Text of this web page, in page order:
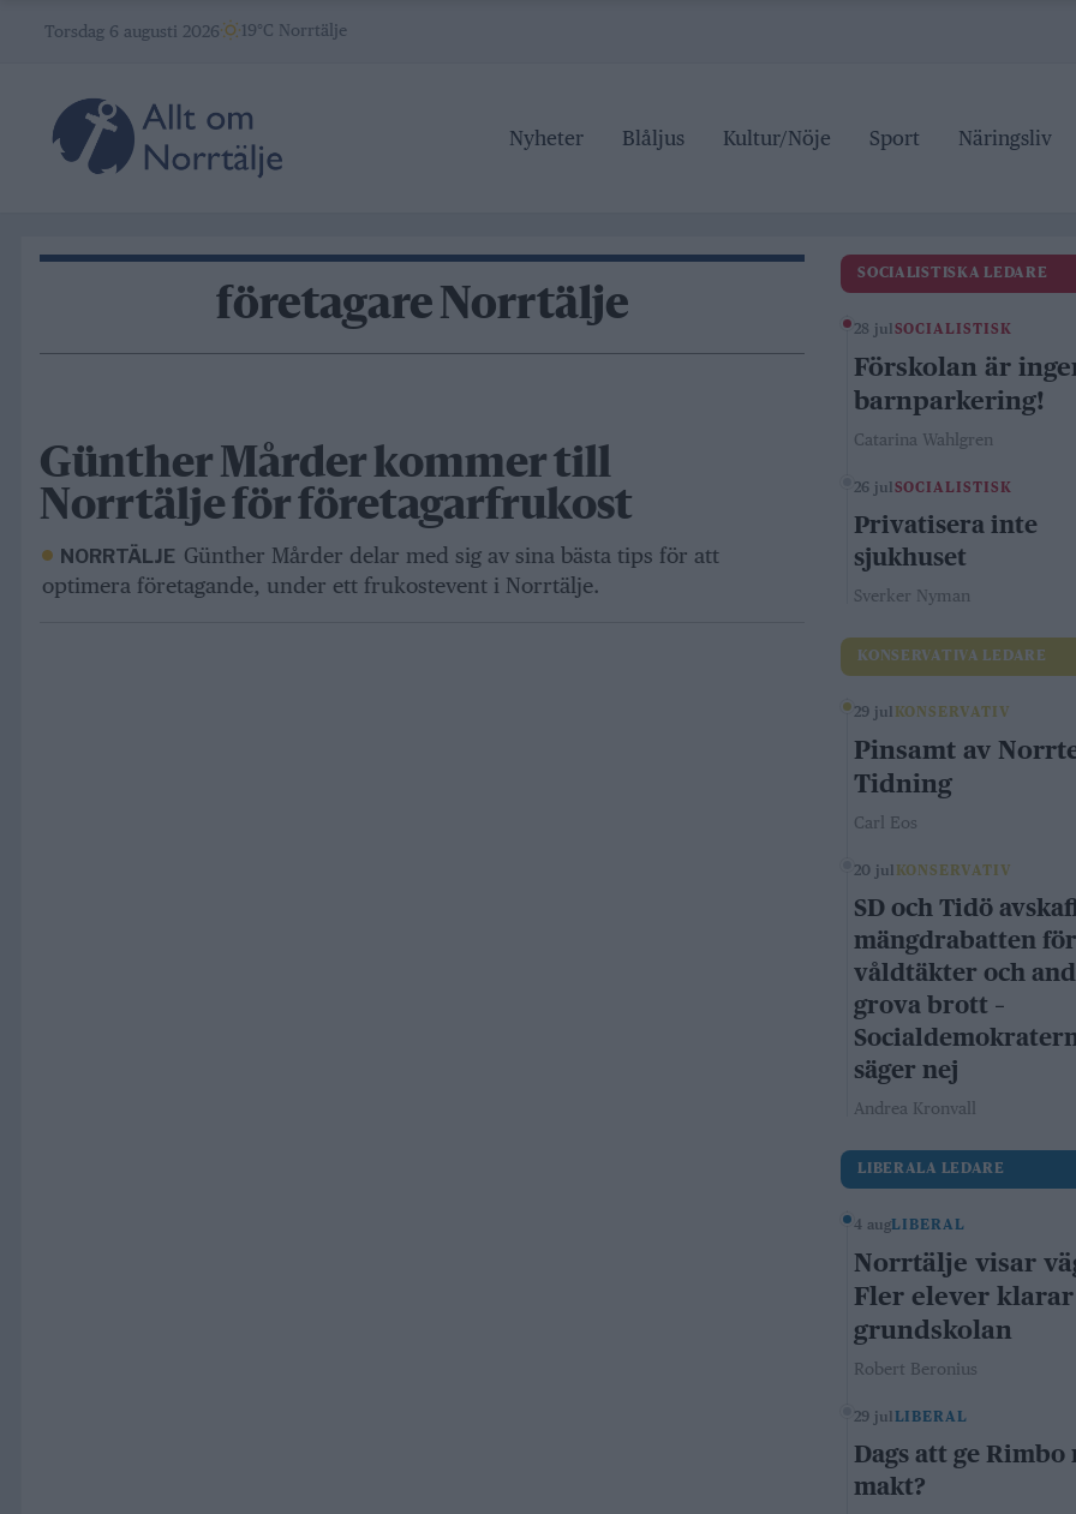
Torsdag 6 augusti 2026 19°C Norrtälje
Nyheter Blåljus Kultur/Nöje Sport Näringsliv
företagare Norrtälje
Günther Mårder kommer till
Norrtälje för företagarfrukost
NORRTÄLJE Günther Mårder delar med sig av sina bästa tips för att
optimera företagande, under ett frukostevent i Norrtälje.
SOCIALISTISKA LEDARE
28 jul SOCIALISTISK
Förskolan är
barnparkering!
Catarina Wahlgren
26 jul SOCIALISTISK
Privatisera inte
sjukhuset
Sverker Nyman
KONSERVATIVA LEDARE
29 jul KONSERVATIV
Pinsamt av
Tidning
Carl Eos
20 jul KONSERVATIV
SD och Tidö
mängdrabatten för
våldtäkter och
grova brott –
säger nej
Andrea Kronvall
LIBERALA LEDARE
4 augLIBERAL
Norrtälje visar
Fler elever klarar
grundskolan
Robert Beronius
29 jul LIBERAL
Dags att ge Rimbo
makt?